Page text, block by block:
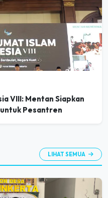
VIII: Mentan Siapkan
Pesantren
LIHAT SEMUA